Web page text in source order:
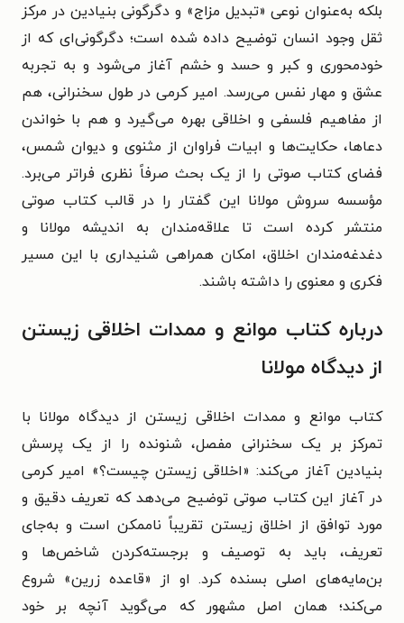
بلکه به‌عنوان نوعی «تبدیل مزاج» و دگرگونی بنیادین در مرکز
ثقل وجود انسان توضیح داده شده است؛ دگرگونی‌ای که از
خودمحوری و کبر و حسد و خشم آغاز می‌شود و به تجربه
عشق و مهار نفس می‌رسد. امیر کرمی در طول سخنرانی، هم
از مفاهیم فلسفی و اخلاقی بهره می‌گیرد و هم با خواندن
دعاها، حکایت‌ها و ابیات فراوان از مثنوی و دیوان شمس،
فضای کتاب صوتی را از یک بحث صرفاً نظری فراتر می‌برد.
مؤسسه سروش مولانا این گفتار را در قالب کتاب صوتی
منتشر کرده است تا علاقه‌مندان به اندیشه مولانا و
دغدغه‌مندان اخلاق، امکان همراهی شنیداری با این مسیر
فکری و معنوی را داشته باشند.
درباره کتاب موانع و ممدات اخلاقی زیستن
از دیدگاه مولانا
کتاب موانع و ممدات اخلاقی زیستن از دیدگاه مولانا با
تمرکز بر یک سخنرانی مفصل، شنونده را از یک پرسش
بنیادین آغاز می‌کند: «اخلاقی زیستن چیست؟» امیر کرمی
در آغاز این کتاب صوتی توضیح می‌دهد که تعریف دقیق و
مورد توافق از اخلاق زیستن تقریباً ناممکن است و به‌جای
تعریف، باید به توصیف و برجسته‌کردن شاخص‌ها و
بن‌مایه‌های اصلی بسنده کرد. او از «قاعده زرین» شروع
می‌کند؛ همان اصل مشهور که می‌گوید آنچه بر خود